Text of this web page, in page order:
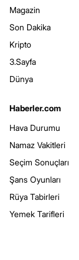
Magazin
Son Dakika
Kripto
3.Sayfa
Dünya
Haberler.com
Hava Durumu
Namaz Vakitleri
Seçim Sonuçları
Şans Oyunları
Rüya Tabirleri
Yemek Tarifleri